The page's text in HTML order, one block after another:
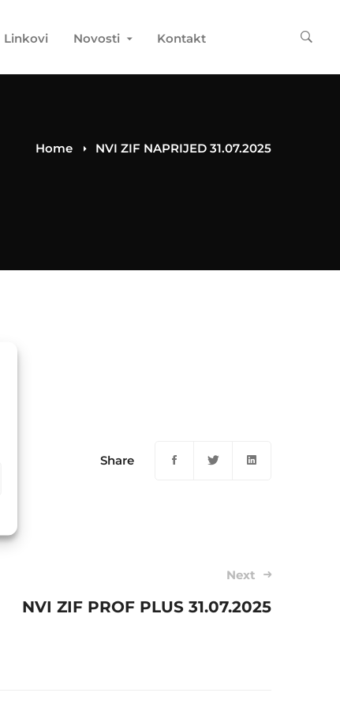
Linkovi Novosti Kontakt
Home NVI ZIF NAPRIJED 31.07.2025
Share
Next
NVI ZIF PROF PLUS 31.07.2025